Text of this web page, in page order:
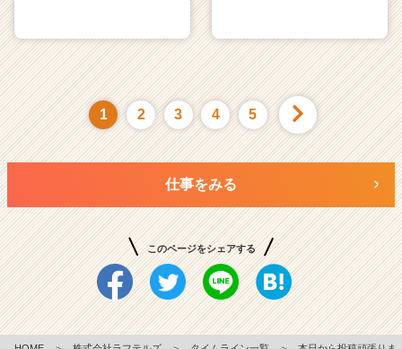
1 2 3 4 5
仕事をみる
このページをシェアする